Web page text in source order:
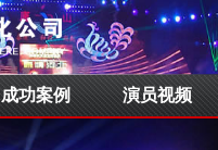
成功案例 演员视频